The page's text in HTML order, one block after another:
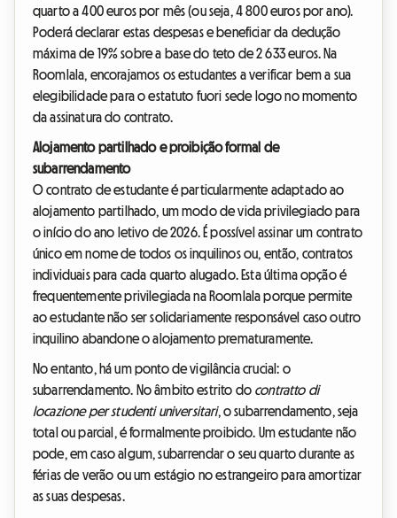
quarto a 400 euros por mês (ou seja, 4 800 euros por ano).
Poderá declarar estas despesas e beneficiar da dedução
máxima de 19% sobre a base do teto de 2 633 euros. Na
Roomlala, encorajamos os estudantes a verificar bem a sua
elegibilidade para o estatuto fuori sede logo no momento
da assinatura do contrato.
Alojamento partilhado e proibição formal de
subarrendamento
O contrato de estudante é particularmente adaptado ao
alojamento partilhado, um modo de vida privilegiado para
o início do ano letivo de 2026. É possível assinar um contrato
único em nome de todos os inquilinos ou, então, contratos
individuais para cada quarto alugado. Esta última opção é
frequentemente privilegiada na Roomlala porque permite
ao estudante não ser solidariamente responsável caso outro
inquilino abandone o alojamento prematuramente.
No entanto, há um ponto de vigilância crucial: o
subarrendamento. No âmbito estrito do contratto di
locazione per studenti universitari, o subarrendamento, seja
total ou parcial, é formalmente proibido. Um estudante não
pode, em caso algum, subarrendar o seu quarto durante as
férias de verão ou um estágio no estrangeiro para amortizar
as suas despesas.